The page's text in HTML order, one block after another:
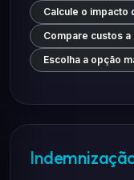
Calcule o impacto
Compare custos
Escolha a opção